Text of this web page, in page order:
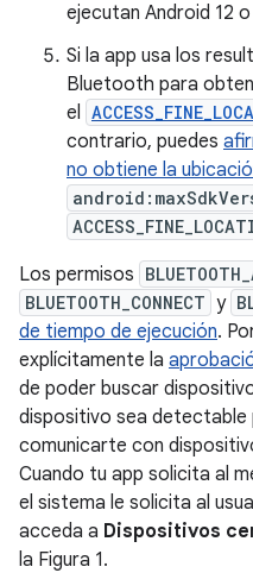
ejecutan Android 12
Si la app usa los
Bluetooth para
el
contrario, puedes
no obtiene la
Los permisos
BLUETOOTH_CONNECT y
de tiempo de ejecución.
explícitamente la
de poder buscar
dispositivo sea
comunicarte con
Cuando tu app solicita al
el sistema le solicita al
acceda a Dispositivos
la Figura 1.